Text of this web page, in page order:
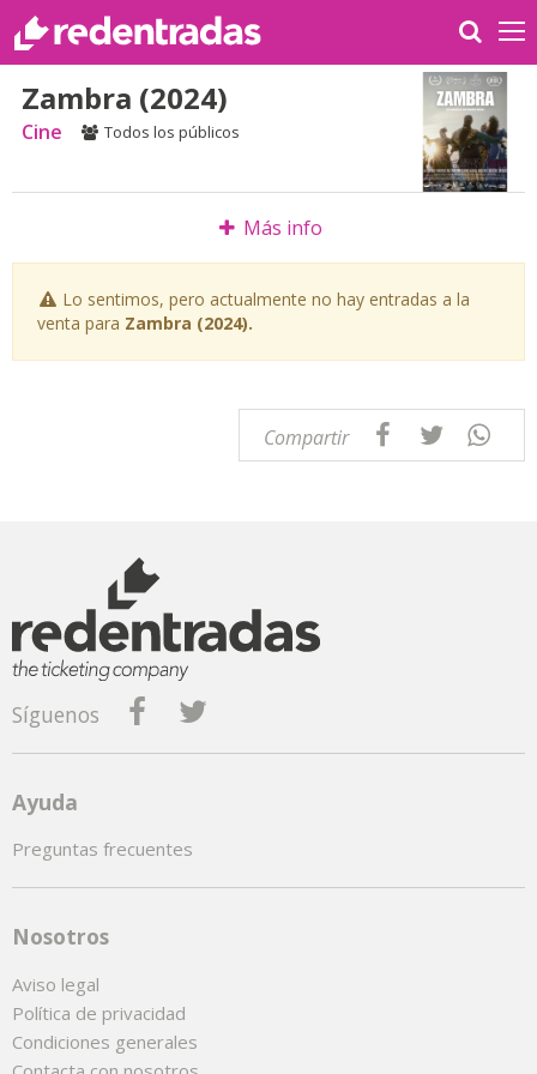
Zambra (2024)
Cine Todos los públicos
Más info
Lo sentimos, pero actualmente no hay entradas a la
venta para Zambra (2024).
Compartir
Síguenos
Ayuda
Preguntas frecuentes
Nosotros
Aviso legal
Política de privacidad
Condiciones generales